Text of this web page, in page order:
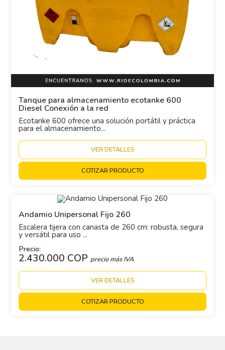
Tanque para almacenamiento ecotanke 600
Diesel Conexión a la red
Ecotanke 600 ofrece una solución portátil y práctica
para el almacenamiento...
VER DETALLES
COTIZAR PRODUCTO
Andamio Unipersonal Fijo 260
Escalera tijera con canasta de 260 cm: robusta, segura
y versátil para uso ...
Precio:
2.430.000 COPprecio más IVA
VER DETALLES
COTIZAR PRODUCTO